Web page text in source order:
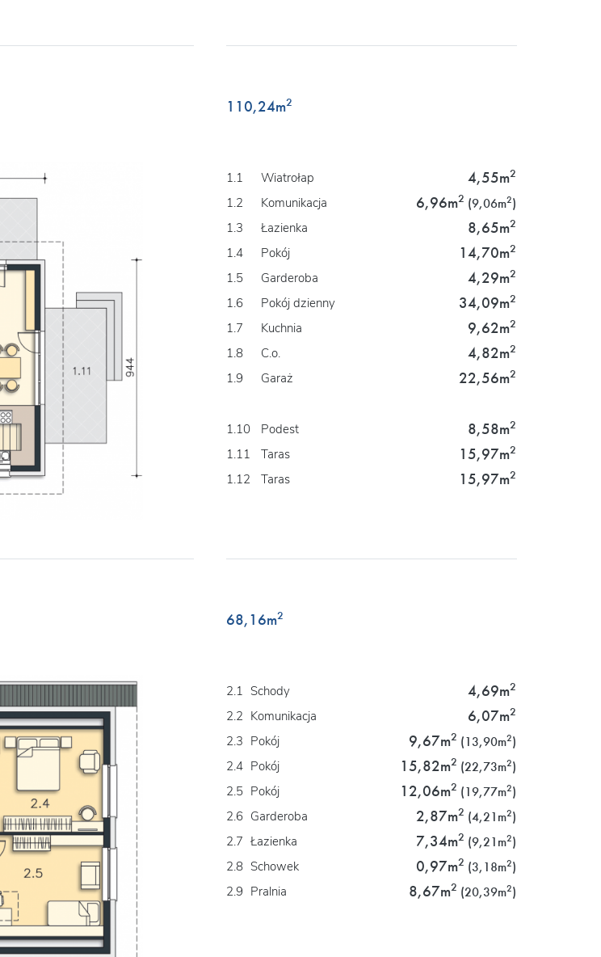
110,24m2
1.1 Wiatrołap 4,55m2
1.2 Komunikacja 6,96m2 (9,06m2)
1.3 Łazienka 8,65m2
1.4 Pokój 14,70m2
1.5 Garderoba 4,29m2
1.6 Pokój dzienny 34,09m2
1.7 Kuchnia 9,62m2
1.8 C.o. 4,82m2
1.9 Garaż 22,56m2
1.10 Podest 8,58m2
1.11 Taras 15,97m2
1.12 Taras 15,97m2
68,16m2
2.1 Schody 4,69m2
2.2 Komunikacja 6,07m2
2.3 Pokój 9,67m2 (13,90m2)
2.4 Pokój 15,82m2 (22,73m2)
2.5 Pokój 12,06m2 (19,77m2)
2.6 Garderoba 2,87m2 (4,21m2)
2.7 Łazienka 7,34m2 (9,21m2)
2.8 Schowek 0,97m2 (3,18m2)
2.9 Pralnia 8,67m2 (20,39m2)